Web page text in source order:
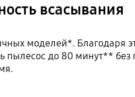
всасывания
моделей*. Благодаря
до 80 минут** без